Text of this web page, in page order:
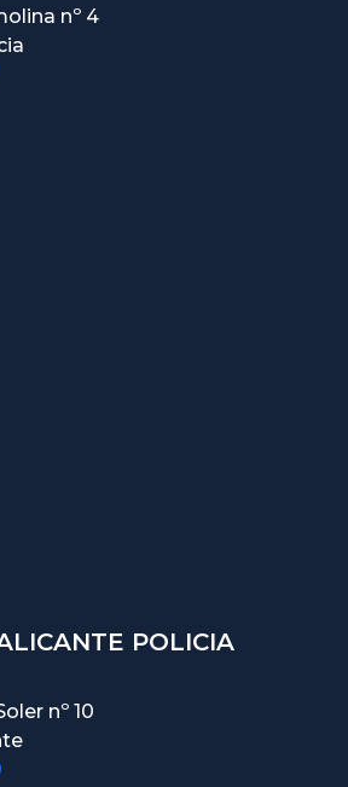
nº 4
POLICIA
nº 10